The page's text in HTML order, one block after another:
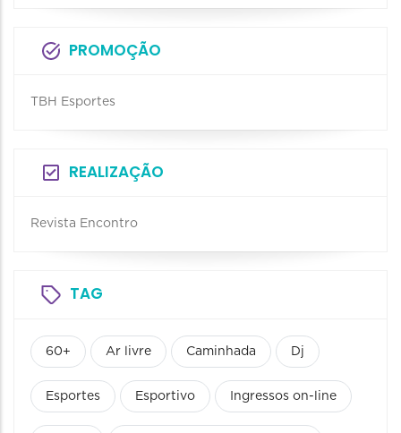
PROMOÇÃO
TBH Esportes
REALIZAÇÃO
Revista Encontro
TAG
60+ Ar livre Caminhada Dj
Esportes Esportivo Ingressos on-line